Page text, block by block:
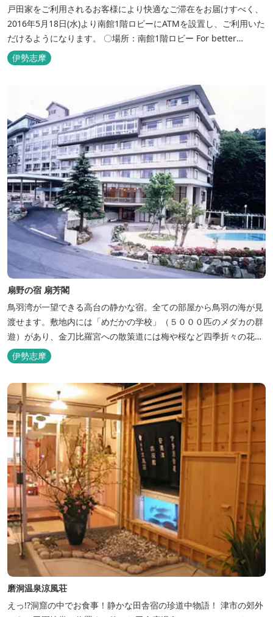
戸田家をご利用されるお客様により快適なご滞在をお届けすべく、
2016年5月18日(水)より南館1階ロビーにATMを設置し、ご利用いた
だけるようになります。 〇場所：南館1階ロビー For better
convenience, ATM Machine which includes cash dispenser will
be available at Todaya Hotel’s 1...
伊勢志摩
扇野の宿 扇芳閣
鳥羽湾が一望できる高台の静かな宿。全ての部屋から鳥羽の海が見
渡せます。敷地内には「めだかの学校」（５０００匹のメダカの群
遊）があり、金刀比羅宮への散策道には梅や桜など四季折々の花が
咲き誇り、ここ扇野ならではの懐かしい風景と感動に出会うことが
出来ます。 扇野温泉”初蕾の湯”では、水琴窟の音に耳をすませてみ
伊勢志摩
磨洞温泉涼風荘
えっ!?洞窟の中でお食事！静かな田舎宿の珍道中物語！ 津市の郊外